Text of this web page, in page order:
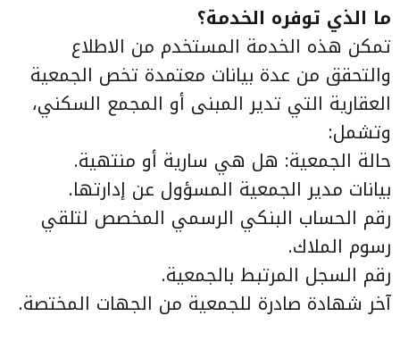
ما الذي توفره الخدمة؟
تمكن هذه الخدمة المستخدم من الاطلاع
والتحقق من عدة بيانات معتمدة تخص الجمعية
العقارية التي تدير المبنى أو المجمع السكني،
وتشمل:
حالة الجمعية: هل هي سارية أو منتهية.
بيانات مدير الجمعية المسؤول عن إدارتها.
رقم الحساب البنكي الرسمي المخصص لتلقي
رسوم الملاك.
رقم السجل المرتبط بالجمعية.
آخر شهادة صادرة للجمعية من الجهات المختصة.